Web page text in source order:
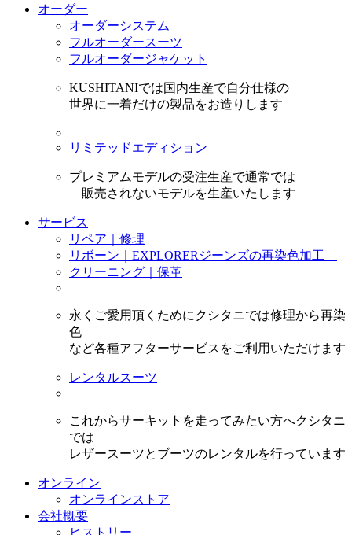
オーダー
オーダーシステム
フルオーダースーツ
フルオーダージャケット
KUSHITANIでは国内生産で自分仕様の
世界に一着だけの製品をお造りします
リミテッドエディション
プレミアムモデルの受注生産で通常では
販売されないモデルを生産いたします
サービス
リペア｜修理
リボーン｜EXPLORERジーンズの再染色加工
クリーニング｜保革
永くご愛用頂くためにクシタニでは修理から再染
色
など各種アフターサービスをご利用いただけます
レンタルスーツ
これからサーキットを走ってみたい方へクシタニ
では
レザースーツとブーツのレンタルを行っています
オンライン
オンラインストア
会社概要
ヒストリー